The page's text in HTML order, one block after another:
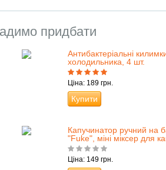
придбати
Антибактеріальні
холодильника, 4 шт.
Ціна: 189 грн.
Купити
Капучинатор ручний на
"Fuke", міні міксер для
Ціна: 149 грн.